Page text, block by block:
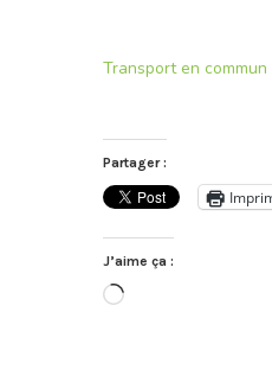
Transport en commun
Partager :
J’aime ça :
Chargement…